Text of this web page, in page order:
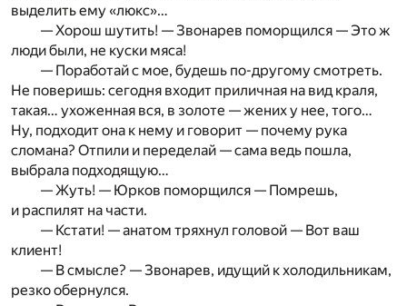
выделить ему «люкс»…
— Хорош шутить! — Звонарев поморщился — Это ж
люди были, не куски мяса!
— Поработай с мое, будешь по-другому смотреть.
Не поверишь: сегодня входит приличная на вид краля,
такая… ухоженная вся, в золоте — жених у нее, того…
Ну, подходит она к нему и говорит — почему рука
сломана? Отпили и переделай — сама ведь пошла,
выбрала подходящую…
— Жуть! — Юрков поморщился — Помрешь,
и распилят на части.
— Кстати! — анатом тряхнул головой — Вот ваш
клиент!
— В смысле? — Звонарев, идущий к холодильникам,
резко обернулся.